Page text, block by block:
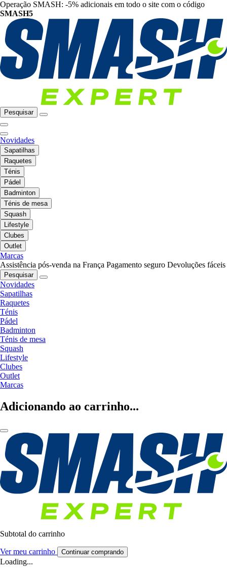
Operação SMASH: -5% adicionais em todo o site com o código
SMASH5
Pesquisar
Novidades
Sapatilhas
Raquetes
Ténis
Pádel
Badminton
Ténis de mesa
Squash
Lifestyle
Clubes
Outlet
Marcas
Assistência pós-venda na França Pagamento seguro Devoluções fáceis
Pesquisar
Novidades
Sapatilhas
Raquetes
Ténis
Pádel
Badminton
Ténis de mesa
Squash
Lifestyle
Clubes
Outlet
Marcas
Adicionando ao carrinho...
Subtotal do carrinho
Ver meu carrinho Continuar comprando
Loading...